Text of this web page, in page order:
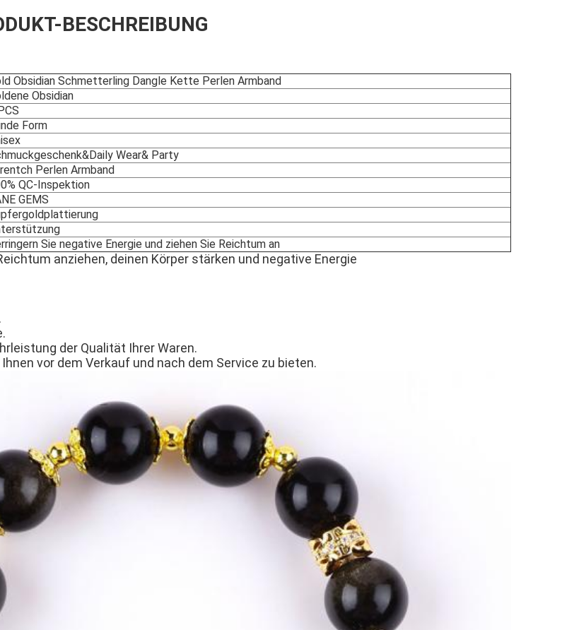
BESCHREIBUNG
Obsidian Schmetterling Dangle Kette Perlen Armband
Obsidian
Form
Wear& Party
Perlen Armband
QC-Inspektion
GEMS
Sie negative Energie und ziehen Sie Reichtum an
anziehen, deinen Körper stärken und negative Energie
der Qualität Ihrer Waren.
vor dem Verkauf und nach dem Service zu bieten.